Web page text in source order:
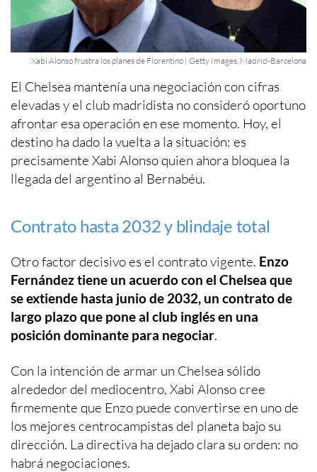
Xabi Alonso frustra los planes de Florentino | Getty Images, Madrid-Barcelona
El Chelsea mantenía una negociación con cifras
elevadas y el club madridista no consideró oportuno
afrontar esa operación en ese momento. Hoy, el
destino ha dado la vuelta a la situación: es
precisamente Xabi Alonso quien ahora bloquea la
llegada del argentino al Bernabéu.
Contrato hasta 2032 y blindaje total
Otro factor decisivo es el contrato vigente. Enzo
Fernández tiene un acuerdo con el Chelsea que
se extiende hasta junio de 2032, un contrato de
largo plazo que pone al club inglés en una
posición dominante para negociar.
Con la intención de armar un Chelsea sólido
alrededor del mediocentro, Xabi Alonso cree
firmemente que Enzo puede convertirse en uno de
los mejores centrocampistas del planeta bajo su
dirección. La directiva ha dejado clara su orden: no
habrá negociaciones.